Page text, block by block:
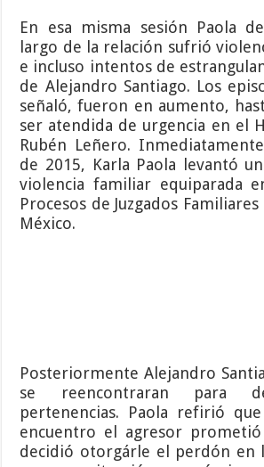
En esa misma sesión Paola
largo de la relación sufrió
e incluso intentos de
de Alejandro Santiago. Los
señaló, fueron en aumento,
ser atendida de urgencia en el
Rubén Leñero.
de 2015, Karla Paola levantó
violencia familiar equiparada
Procesos de Juzgados
México.
Posteriormente Alejandro
se reencontraran para
pertenencias. Paola refirió
encuentro el agresor
decidió otorgárle el perdón en